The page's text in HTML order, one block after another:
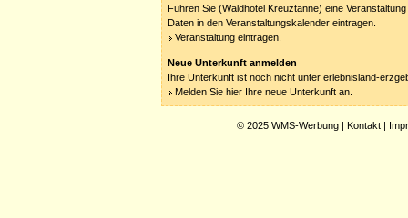
Führen Sie (Waldhotel Kreuztanne) eine
Daten in den Veranstaltungskalender eintragen.
Veranstaltung eintragen.
Neue Unterkunft anmelden
Ihre Unterkunft ist noch nicht unter erlebnisland-
Melden Sie hier Ihre neue Unterkunft an.
© 2025 WMS-Werbung | Kontakt |